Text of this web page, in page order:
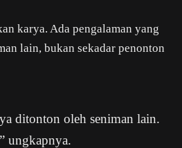
karya. Ada pengalaman yang
lain, bukan sekadar penonton
ditonton oleh seniman lain.
ungkapnya.